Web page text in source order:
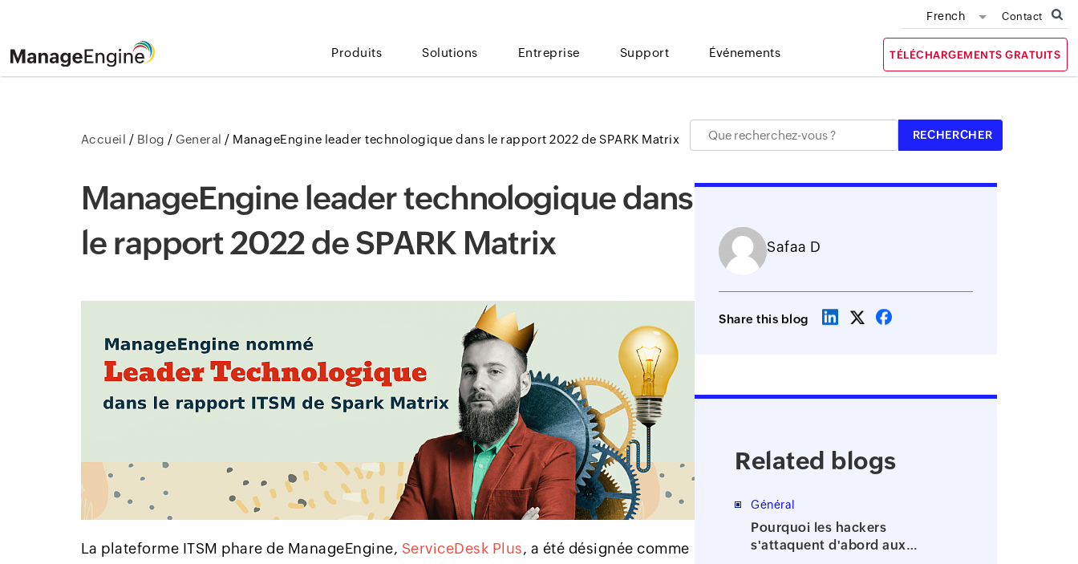
French Contact
Produits Solutions Entreprise Support Événements TÉLÉCHARGEMENTS GRATUITS
Accueil / Blog /General / ManageEngine leader technologique dans le rapport 2022 de SPARK Matrix
ManageEngine leader technologique dans
le rapport 2022 de SPARK Matrix
La plateforme ITSM phare de ManageEngine, ServiceDesk Plus, a été désignée comme
Safaa D
Share this blog
Related blogs
Général
Pourquoi les hackers
s'attaquent d'abord aux